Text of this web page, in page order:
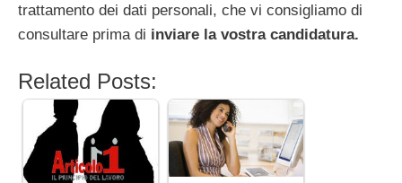
trattamento dei dati personali, che vi consigliamo di
consultare prima di inviare la vostra candidatura.
Related Posts: